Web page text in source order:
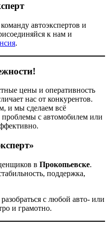
автоэкспертов и
к нам и
.
цены и оперативность
нас от конкурентов.
и мы сделаем всё
с автомобилем или
в Прокопьевске.
поддержка,
с любой авто- или
и грамотно.